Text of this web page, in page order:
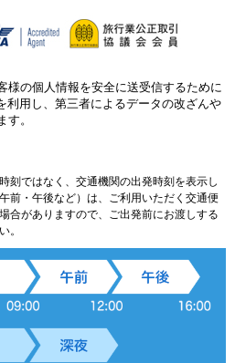
様の個人情報を安全に送受信するために
利用し、第三者によるデータの改ざんや
す。
刻ではなく、交通機関の出発時刻を表示し
前・午後など）は、ご利用いただく交通便
合がありますので、ご出発前にお渡しする
。